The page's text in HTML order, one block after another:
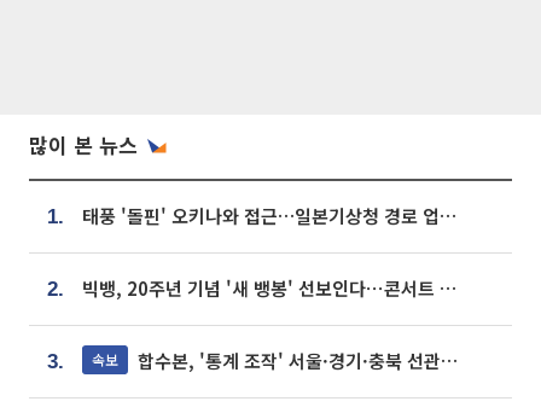
많이 본 뉴스
1. 태풍 '돌핀' 오키나와 접근…일본기상청 경로 업데이트
2. 빅뱅, 20주년 기념 '새 뱅봉' 선보인다⋯콘서트 앞두고 팝업 개최
3. 속보 합수본, '통계 조작' 서울·경기·충북 선관위 등 추가 압수수색